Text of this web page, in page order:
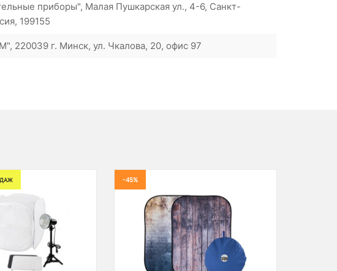
приборы", Малая Пушкарская ул., 4-6, Санкт-
199155
220039 г. Минск, ул. Чкалова, 20, офис 97
-45%